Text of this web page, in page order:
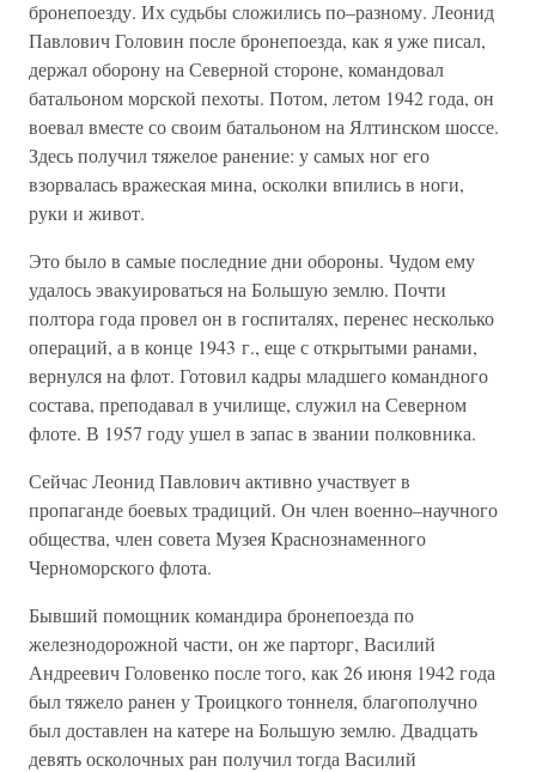
бронепоезду. Их судьбы сложились по–разному. Леонид
Павлович Головин после бронепоезда, как я уже писал,
держал оборону на Северной стороне, командовал
батальоном морской пехоты. Потом, летом 1942 года, он
воевал вместе со своим батальоном на Ялтинском шоссе.
Здесь получил тяжелое ранение: у самых ног его
взорвалась вражеская мина, осколки впились в ноги,
руки и живот.
Это было в самые последние дни обороны. Чудом ему
удалось эвакуироваться на Большую землю. Почти
полтора года провел он в госпиталях, перенес несколько
операций, а в конце 1943 г., еще с открытыми ранами,
вернулся на флот. Готовил кадры младшего командного
состава, преподавал в училище, служил на Северном
флоте. В 1957 году ушел в запас в звании полковника.
Сейчас Леонид Павлович активно участвует в
пропаганде боевых традиций. Он член военно–научного
общества, член совета Музея Краснознаменного
Черноморского флота.
Бывший помощник командира бронепоезда по
железнодорожной части, он же парторг, Василий
Андреевич Головенко после того, как 26 июня 1942 года
был тяжело ранен у Троицкого тоннеля, благополучно
был доставлен на катере на Большую землю. Двадцать
девять осколочных ран получил тогда Василий